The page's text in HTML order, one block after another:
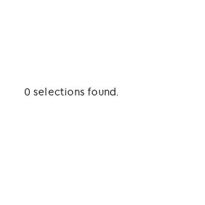
0 selections found.